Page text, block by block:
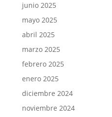
junio 2025
mayo 2025
abril 2025
marzo 2025
febrero 2025
enero 2025
diciembre 2024
noviembre 2024